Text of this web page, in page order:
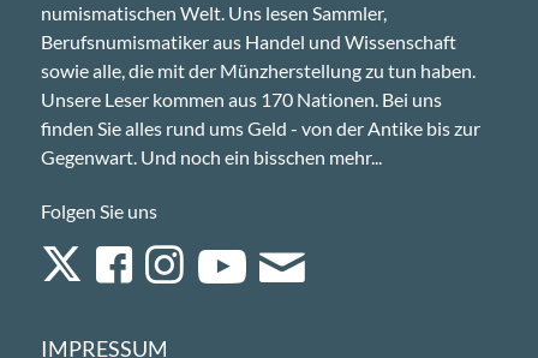
numismatischen Welt. Uns lesen Sammler,
Berufsnumismatiker aus Handel und Wissenschaft
sowie alle, die mit der Münzherstellung zu tun haben.
Unsere Leser kommen aus 170 Nationen. Bei uns
finden Sie alles rund ums Geld - von der Antike bis zur
Gegenwart. Und noch ein bisschen mehr...
Folgen Sie uns
IMPRESSUM